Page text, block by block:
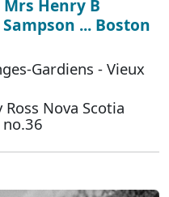
Henry B
... Boston
Gardiens - Vieux
Nova Scotia